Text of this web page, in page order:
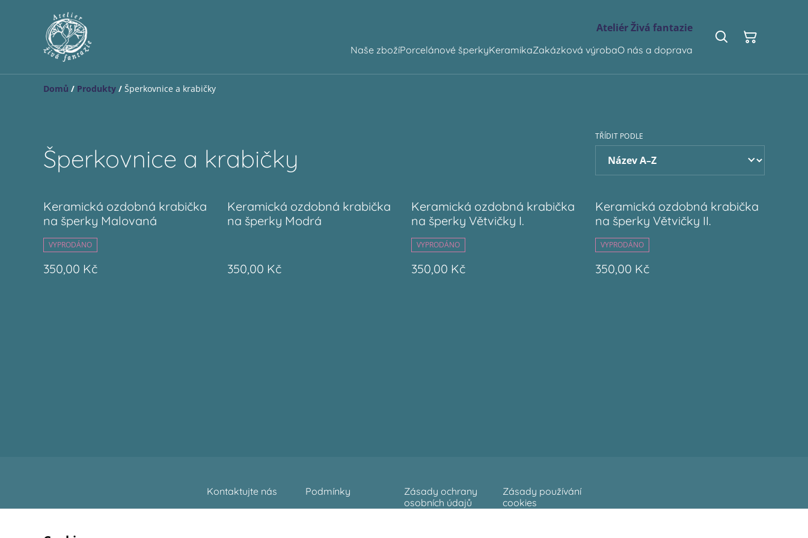
Ateliér Živá fantazie
Naše zbožíPorcelánové šperkyKeramikaZakázková výrobaO nás a doprava
Domů / Produkty / Šperkovnice a krabičky
Šperkovnice a krabičky
TŘÍDIT PODLE
Keramická ozdobná krabička
na šperky Malovaná
VYPRODÁNO
350,00 Kč
Keramická ozdobná krabička
na šperky Modrá
350,00 Kč
Keramická ozdobná krabička
na šperky Větvičky I.
VYPRODÁNO
350,00 Kč
Keramická ozdobná krabička
na šperky Větvičky II.
VYPRODÁNO
350,00 Kč
Kontaktujte nás Podmínky
Zásady ochrany
osobních údajů
Zásady používání
cookies